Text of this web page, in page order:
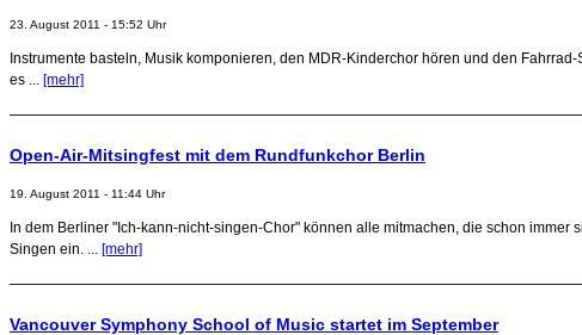
23. August 2011 - 15:52 Uhr
Instrumente basteln, Musik komponieren, den MDR-Kinderchor hören und den
es ... [mehr]
Open-Air-Mitsingfest mit dem Rundfunkchor Berlin
19. August 2011 - 11:44 Uhr
In dem Berliner "Ich-kann-nicht-singen-Chor" können alle mitmachen, die schon
Singen ein. ... [mehr]
Vancouver Symphony School of Music startet im September